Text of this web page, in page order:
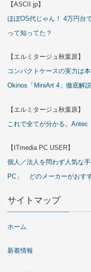
【ASCII.jp】
ほぼOS代じゃん！ 4万円台
って知ってた？
【エルミタージュ秋葉原】
コンパクトケースの実力は
Okinos「MiniArt 4」徹底解説
【エルミタージュ秋葉原】
これで全てが分かる。Antec
【ITmedia PC USER】
個人／法人を問わず人気な
PC」 どのメーカーがおす
サイトマップ
ホーム
新着情報